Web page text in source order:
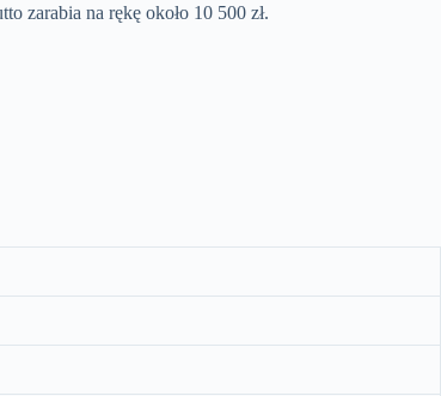
zarabia na rękę około 10 500 zł.